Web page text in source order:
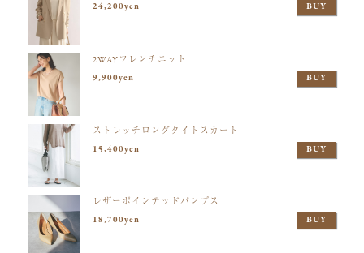
24,200yen
BUY
2WAYフレンチニット
9,900yen
BUY
ストレッチロングタイトスカート
15,400yen
BUY
レザーポインテッドパンプス
18,700yen
BUY